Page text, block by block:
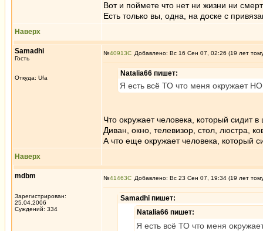
Вот и поймете что нет ни жизни ни
Есть только вы, одна, на доске с
Наверх
Samadhi
Гость
Откуда: Ufa
№40913 Добавлено: Вс 16 Сен 07, 02:26 (19 лет
Natalia66 пишет:
Я есть всё ТО что меня окружает
Что окружает человека, который сидит
Диван, окно, телевизор, стол, люстра,
А что еще окружает человека, который
Наверх
mdbm
Зарегистрирован:
25.04.2006
Суждений: 334
№41463 Добавлено: Вс 23 Сен 07, 19:34 (19 лет
Samadhi пишет:
Natalia66 пишет:
Я есть всё ТО что меня